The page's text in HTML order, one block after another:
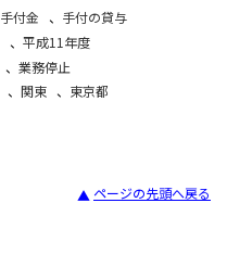
手付金 、 手付の貸与
、 平成11年度
、 業務停止
、 関東 、 東京都
ページの先頭へ戻る